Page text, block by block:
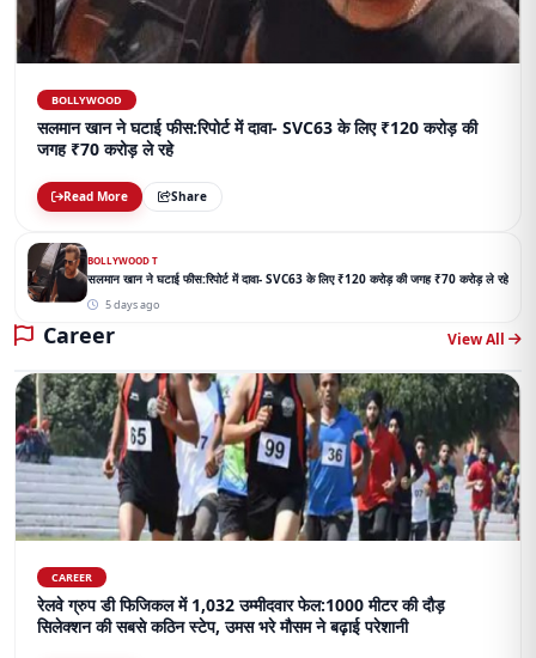
BOLLYWOOD
सलमान खान ने घटाई फीस:रिपोर्ट में दावा- SVC63 के लिए ₹120 करोड़ की
जगह ₹70 करोड़ ले रहे
Read More Share
BOLLYWOOD T
सलमान खान ने घटाई फीस:रिपोर्ट में दावा- SVC63 के लिए ₹120 करोड़ की जगह ₹70 करोड़ ले रहे
5 days ago
Career View All
CAREER
रेलवे ग्रुप डी फिजिकल में 1,032 उम्मीदवार फेल:1000 मीटर की दौड़
सिलेक्शन की सबसे कठिन स्टेप, उमस भरे मौसम ने बढ़ाई परेशानी